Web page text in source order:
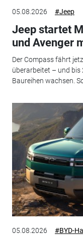
05.08.2026 #Jeep
Jeep startet
und Avenger
Der Compass fährt
überarbeitet – und bis
Baureihen wachsen.
05.08.2026 #BYD-